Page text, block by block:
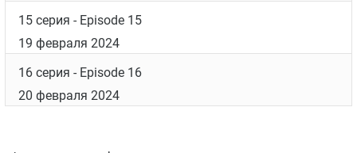
15 серия - Episode 15
19 февраля 2024
16 серия - Episode 16
20 февраля 2024